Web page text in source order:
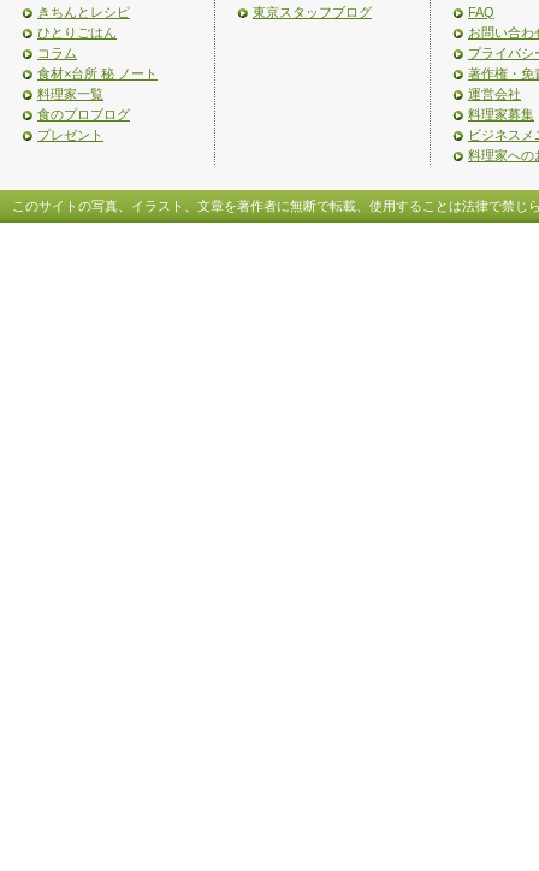
きちんとレシピ
ひとりごはん
コラム
食材×台所 秘 ノート
料理家一覧
食のプロブログ
プレゼント
東京スタッフブログ
FAQ
お問い合わ
プライバシ
著作権・免
運営会社
料理家募集
ビジネスメ
料理家への
このサイトの写真、イラスト、文章を著作者に無断で転載、使用することは法律で禁じ